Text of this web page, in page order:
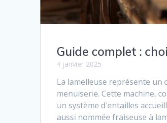
Guide complet :
4 janvier 2025
La lamelleuse représente un
menuiserie. Cette machine,
un système d'entailles
aussi nommée fraiseuse à